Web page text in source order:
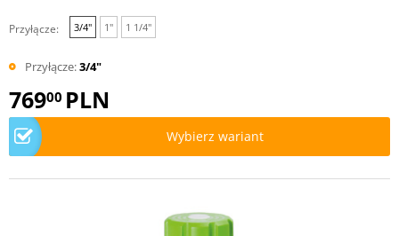
Przyłącze: 3/4" 1" 1 1/4"
Przyłącze:3/4"
76900 PLN
Wybierz wariant